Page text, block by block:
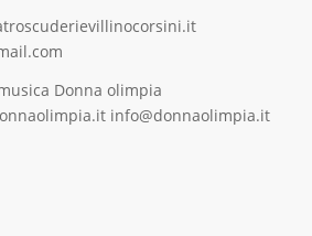
Donna olimpia
info@donnaolimpia.it